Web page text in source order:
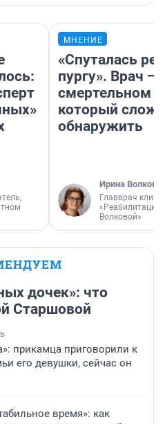
МНЕНИЕ
«Спуталась
пургу». Врач —
смертельном
который
обнаружить
Ирина Волкова
Главврач
«Реабилитация
Волковой»
дочек»: что
Старшовой
прикамца приговорили к
его девушки, сейчас он
время»: как